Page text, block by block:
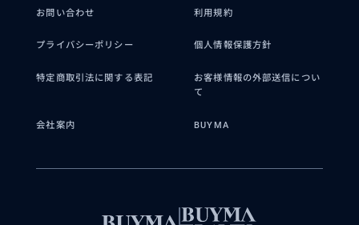
お問い合わせ 利用規約
プライバシーポリシー 個人情報保護方針
特定商取引法に関する表記
お客様情報の外部送信につい
て
会社案内 BUYMA